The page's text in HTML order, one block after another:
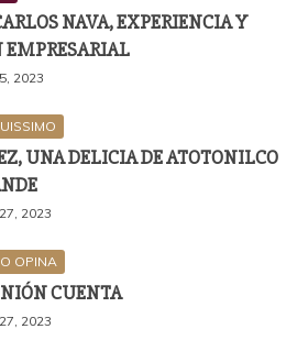
NAVA, EXPERIENCIA Y
EMPRESARIAL
2023
UNA DELICIA DE ATOTONILCO
2023
OPINA
CUENTA
2023